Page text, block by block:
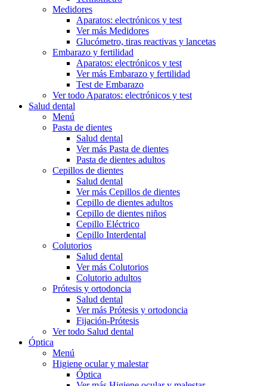
Medidores
Aparatos: electrónicos y test
Ver más Medidores
Glucómetro, tiras reactivas y lancetas
Embarazo y fertilidad
Aparatos: electrónicos y test
Ver más Embarazo y fertilidad
Test de Embarazo
Ver todo Aparatos: electrónicos y test
Salud dental
Menú
Pasta de dientes
Salud dental
Ver más Pasta de dientes
Pasta de dientes adultos
Cepillos de dientes
Salud dental
Ver más Cepillos de dientes
Cepillo de dientes adultos
Cepillo de dientes niños
Cepillo Eléctrico
Cepillo Interdental
Colutorios
Salud dental
Ver más Colutorios
Colutorio adultos
Prótesis y ortodoncia
Salud dental
Ver más Prótesis y ortodoncia
Fijación-Prótesis
Ver todo Salud dental
Óptica
Menú
Higiene ocular y malestar
Óptica